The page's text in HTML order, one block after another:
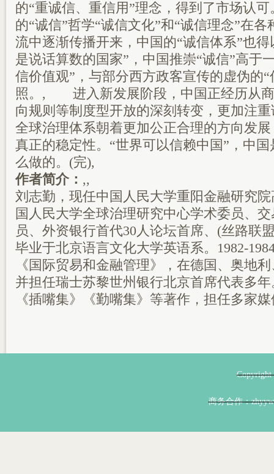
的“重诚信、重信用”理念，得到了市场
的“诚信”哲学“诚信文化”和“诚信理念”在
流中逐渐传播开来，中国的“诚信体系”也
是说话算数的国家”，中国推崇“诚信”高于
信价值观”，与部分西方政客宣传的虚伪的
照。, 进入新发展阶段，中国正经历从商
向规则等制度型开放的深刻转变，更加注
全球治理体系朝着更加公正合理的方向发
真正的稳定性。“世界可以信赖中国”，中
么做的。(完),
作者简介： ,,
刘志勤，现任中国人民大学重阳金融研究
国人民大学全球治理研究中心学术委员、
员、外资银行首代30人论坛首席、(丝路联
毕业于北京语言文化大学英语系。1982-
《国际贸易和金融管理》，在德国、奥地
并担任瑞士苏黎世州银行北京首席代表多
《插嘴集》《勤嘴集》等著作，担任多家
商务合作：